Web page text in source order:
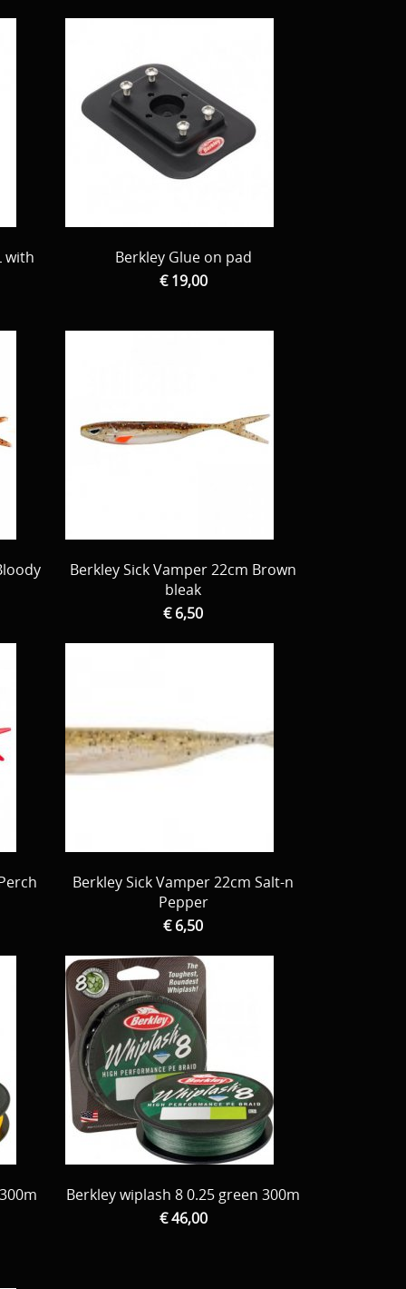
with
Berkley Glue on pad
€ 19,00
Berkley Sick Vamper 22cm Brown
bleak
€ 6,50
Berkley Sick Vamper 22cm Salt-n
Pepper
€ 6,50
Berkley wiplash 8 0.25 green 300m
€ 46,00